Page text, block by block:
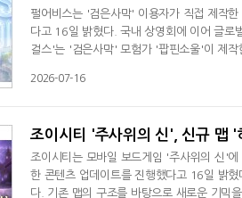
펄어비스는 '검은사막' 이용자가 직접 제작
다고 16일 밝혔다. 국내 상영회에 이어 글로
걸스'는 '검은사막' 모험가 '팝핀소울'이 제
영상 콘텐츠를 제작해 온 크리에이터로, 모
2026-07-16
조이시티 '주사위의 신', 신규 맵 '
조이시티는 모바일 보드게임 '주사위의 신'
한 콘텐츠 업데이트를 진행했다고 16일 밝
다. 기존 맵의 구조를 바탕으로 새로운 기믹